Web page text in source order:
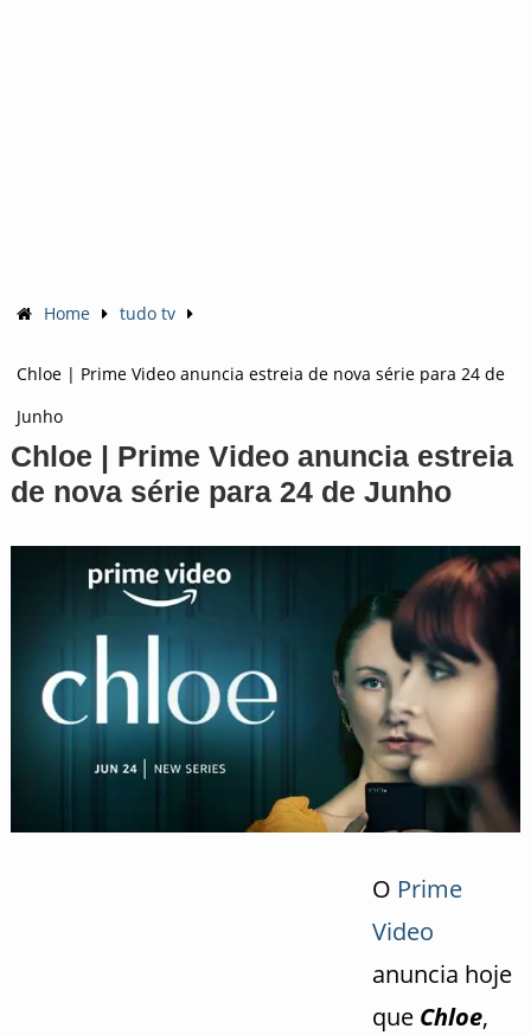
Home tudo tv
Chloe | Prime Video anuncia estreia de nova série para 24 de
Junho
Chloe | Prime Video anuncia estreia
de nova série para 24 de Junho
O Prime
Video
anuncia hoje
que Chloe,